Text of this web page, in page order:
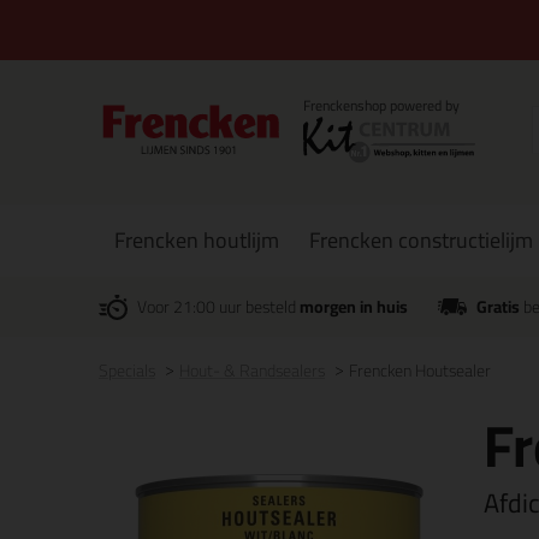
Frencken houtlijm Frencken constructielijm
Voor 21:00 uur besteldmorgen in huis Gratis
Frencken Houtsealer